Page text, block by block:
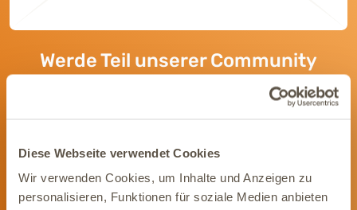
Diese Webseite verwendet Cookies
Wir verwenden Cookies, um Inhalte und Anzeigen zu
personalisieren, Funktionen für soziale Medien anbieten
Werde Teil unserer Community
Bleib immer auf dem Laufenden und vernetze Dich mit uns auf
Social Media. Unsere Kanäle bieten Dir aktuelle News und